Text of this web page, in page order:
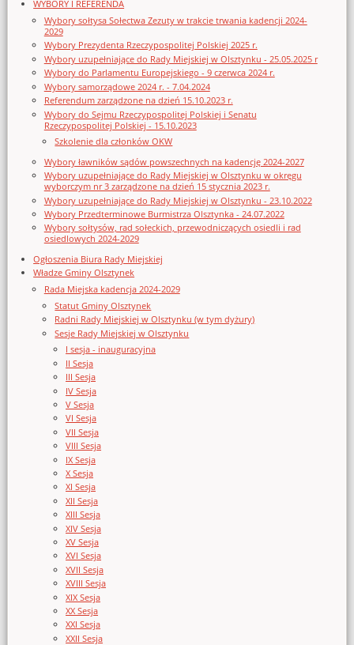
WYBORY I REFERENDA
Wybory sołtysa Sołectwa Zezuty w trakcie trwania kadencji 2024-
2029
Wybory Prezydenta Rzeczypospolitej Polskiej 2025 r.
Wybory uzupełniające do Rady Miejskiej w Olsztynku - 25.05.2025 r
Wybory do Parlamentu Europejskiego - 9 czerwca 2024 r.
Wybory samorządowe 2024 r. - 7.04.2024
Referendum zarządzone na dzień 15.10.2023 r.
Wybory do Sejmu Rzeczypospolitej Polskiej i Senatu
Rzeczypospolitej Polskiej - 15.10.2023
Szkolenie dla członków OKW
Wybory ławników sądów powszechnych na kadencję 2024-2027
Wybory uzupełniające do Rady Miejskiej w Olsztynku w okręgu
wyborczym nr 3 zarządzone na dzień 15 stycznia 2023 r.
Wybory uzupełniające do Rady Miejskiej w Olsztynku - 23.10.2022
Wybory Przedterminowe Burmistrza Olsztynka - 24.07.2022
Wybory sołtysów, rad sołeckich, przewodniczących osiedli i rad
osiedlowych 2024-2029
Ogłoszenia Biura Rady Miejskiej
Władze Gminy Olsztynek
Rada Miejska kadencja 2024-2029
Statut Gminy Olsztynek
Radni Rady Miejskiej w Olsztynku (w tym dyżury)
Sesje Rady Miejskiej w Olsztynku
I sesja - inauguracyjna
II Sesja
III Sesja
IV Sesja
V Sesja
VI Sesja
VII Sesja
VIII Sesja
IX Sesja
X Sesja
XI Sesja
XII Sesja
XIII Sesja
XIV Sesja
XV Sesja
XVI Sesja
XVII Sesja
XVIII Sesja
XIX Sesja
XX Sesja
XXI Sesja
XXII Sesja